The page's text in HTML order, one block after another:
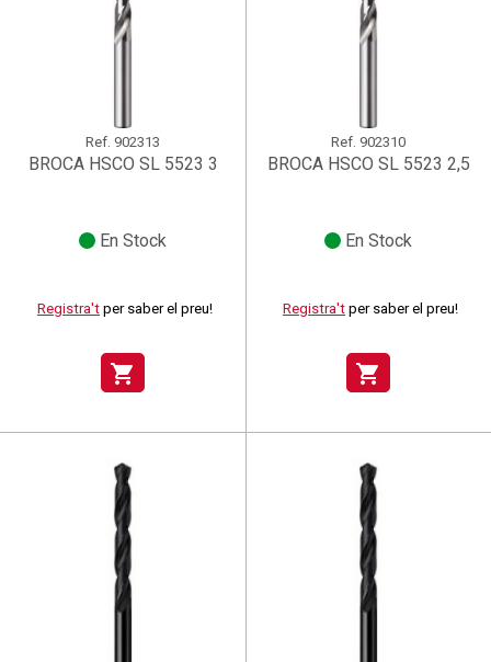
Ref. 902313
BROCA HSCO SL 5523 3
En Stock
Registra't per saber el preu!
shopping_cart
Ref. 902310
BROCA HSCO SL 5523 2,5
En Stock
Registra't per saber el preu!
shopping_cart